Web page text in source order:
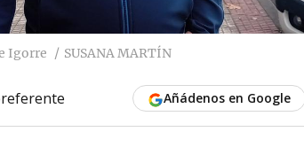
Igorre SUSANA MARTÍN
Añádenos en Google